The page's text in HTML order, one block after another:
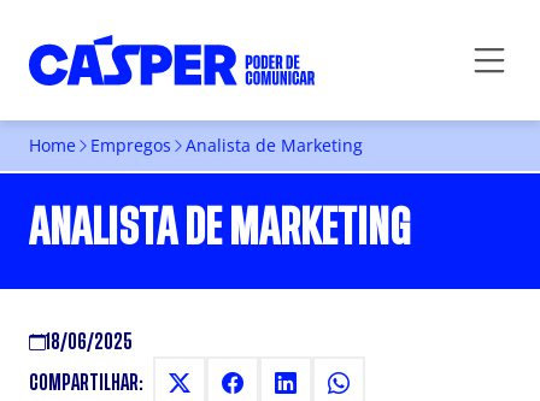
Home Empregos Analista de Marketing
ANALISTA DE MARKETING
18/06/2025
COMPARTILHAR: